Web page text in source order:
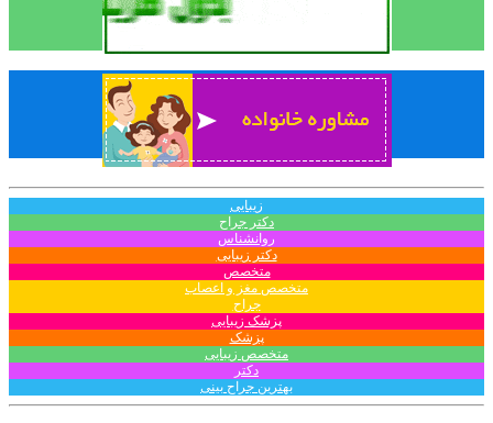
زیبایی
دکتر جراح
روانشناس
دکتر زیبایی
متخصص
متخصص مغز و اعصاب
جراح
پزشک زیبایی
پزشک
متخصص زیبایی
دکتر
بهترین جراح بینی